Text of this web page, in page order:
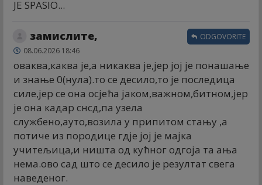
JE SPASIO...
замислите,
08.06.2026 18:46
оваква,каква је,а никаква је,јер јој је понашање
и знање 0(нула).то се десило,то је последица
силе,јер се она осјећа јаком,важном,битном,јер
је она кадар снсд,па узела
службено,ауто,возила у припитом стању ,а
потиче из породице гдје јој је мајка
учитељица,и ништа од кућног одгоја та ања
нема.ово сад што се десило је резултат свега
наведеног.
ODGOVORITE